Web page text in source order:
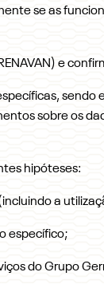
se as
e
sobre os
hipóteses:
a
específico;
do Grupo